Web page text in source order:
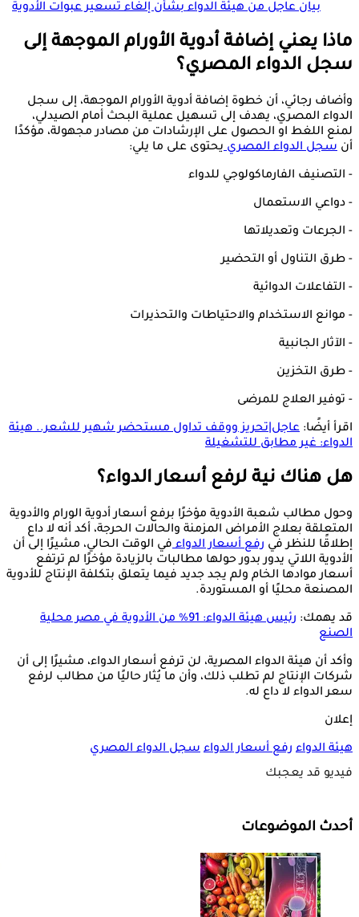
بيان عاجل من هيئة الدواء بشأن إلغاء تسعير عبوات الأدوية
ماذا يعني إضافة أدوية الأورام الموجهة إلى
سجل الدواء المصري؟
وأضاف رجائي، أن خطوة إضافة أدوية الأورام الموجهة، إلى سجل
الدواء المصري، يهدف إلى تسهيل عملية البحث أمام الصيدلي،
لمنع اللغط او الحصول على الإرشادات من مصادر مجهولة، مؤكدًا
أن سجل الدواء المصرييحتوى على ما يلي:
- التصنيف الفارماكولوجي للدواء
- دواعي الاستعمال
- الجرعات وتعديلاتها
- طرق التناول أو التحضير
- التفاعلات الدوائية
- موانع الاستخدام والاحتياطات والتحذيرات
- الآثار الجانبية
- طرق التخزين
- توفير العلاج للمرضى
اقرأ أيضًا: عاجل|تحريز ووقف تداول مستحضر شهير للشعر.. هيئة
الدواء: غير مطابق للتشغيلة
هل هناك نية لرفع أسعار الدواء؟
وحول مطالب شعبة الأدوية مؤخرًا برفع أسعار أدوية الورام والأدوية
المتعلقة بعلاج الأمراض المزمنة والحالات الحرجة، أكد أنه لا داع
إطلاقًا للنظر في رفع أسعار الدواءفي الوقت الحالي، مشيرًا إلى أن
الأدوية اللاتي يدور بدور حولها مطالبات بالزيادة مؤخرًا لم ترتفع
أسعار موادها الخام ولم يجد جديد فيما يتعلق بتكلفة الإنتاج للأدوية
المصنعة محليًا أو المستوردة.
قد يهمك:
رئيس هيئة الدواء: 91% من الأدوية في مصر محلية
الصنع
وأكد أن هيئة الدواء المصرية، لن ترفع أسعار الدواء، مشيرًا إلى أن
شركات الإنتاج لم تطلب ذلك، وأن ما يُثار حاليًا من مطالب لرفع
سعر الدواء لا داع له.
إعلان
هيئة الدواء رفع أسعار الدواء سجل الدواء المصري
فيديو قد يعجبك
أحدث الموضوعات